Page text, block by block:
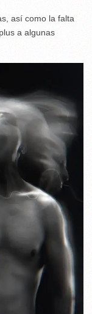
así como la falta
a algunas